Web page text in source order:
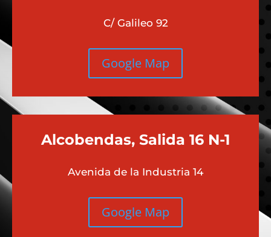
C/ Galileo 92
Google Map
Alcobendas, Salida 16 N-1
Avenida de la Industria 14
Google Map